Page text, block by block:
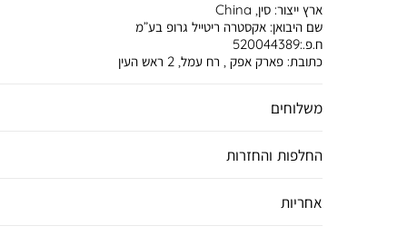
משלוחים
החלפות והחזרות
אחריות
ארץ ייצור:סין, China
שם היבואן:אקסטרה ריטייל גרופ בע”מ
ח.פ.:520044389
כתובת:פארק אפק , רח עמל, 2 ראש העין